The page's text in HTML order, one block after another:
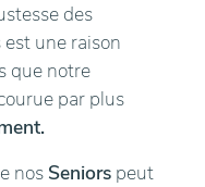
des
une raison
que notre
par plus
nos Seniors peut